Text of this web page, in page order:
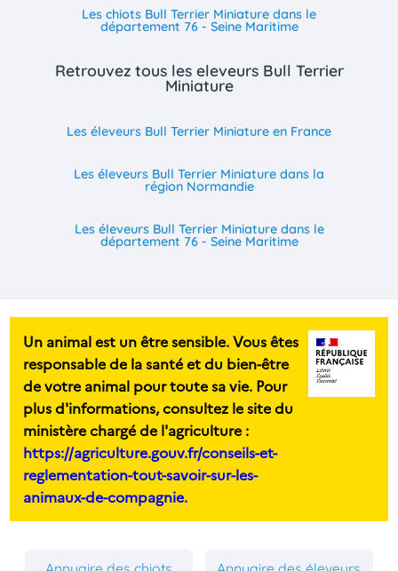
Les chiots Bull Terrier Miniature dans le
département 76 - Seine Maritime
Retrouvez tous les eleveurs Bull Terrier
Miniature
Les éleveurs Bull Terrier Miniature en France
Les éleveurs Bull Terrier Miniature dans la
région Normandie
Les éleveurs Bull Terrier Miniature dans le
département 76 - Seine Maritime
Un animal est un être sensible. Vous êtes
responsable de la santé et du bien-être
de votre animal pour toute sa vie. Pour
plus d'informations, consultez le site du
ministère chargé de l'agriculture :
https://agriculture.gouv.fr/conseils-et-
reglementation-tout-savoir-sur-les-
animaux-de-compagnie.